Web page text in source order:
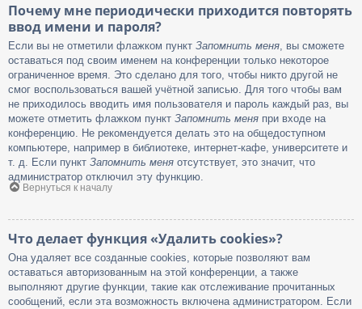
Почему мне периодически приходится повторять
ввод имени и пароля?
Если вы не отметили флажком пункт Запомнить меня , вы сможете
оставаться под своим именем на конференции только некоторое
ограниченное время. Это сделано для того, чтобы никто другой не
смог воспользоваться вашей учётной записью. Для того чтобы вам
не приходилось вводить имя пользователя и пароль каждый раз, вы
можете отметить флажком пункт Запомнить меня при входе на
конференцию. Не рекомендуется делать это на общедоступном
компьютере, например в библиотеке, интернет-кафе, университете и
т. д. Если пункт Запомнить меня отсутствует, это значит, что
администратор отключил эту функцию.
Вернуться к началу
Что делает функция «Удалить cookies»?
Она удаляет все созданные cookies, которые позволяют вам
оставаться авторизованным на этой конференции, а также
выполняют другие функции, такие как отслеживание прочитанных
сообщений, если эта возможность включена администратором. Если